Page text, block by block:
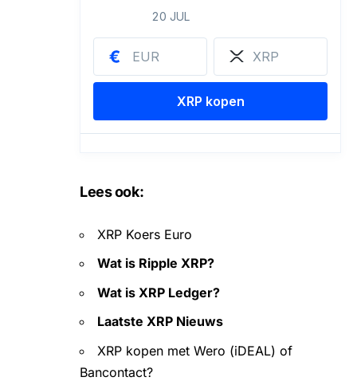
Lees ook:
XRP Koers Euro
Wat is Ripple XRP?
Wat is XRP Ledger?
Laatste XRP Nieuws
XRP kopen met Wero (iDEAL) of
Bancontact?